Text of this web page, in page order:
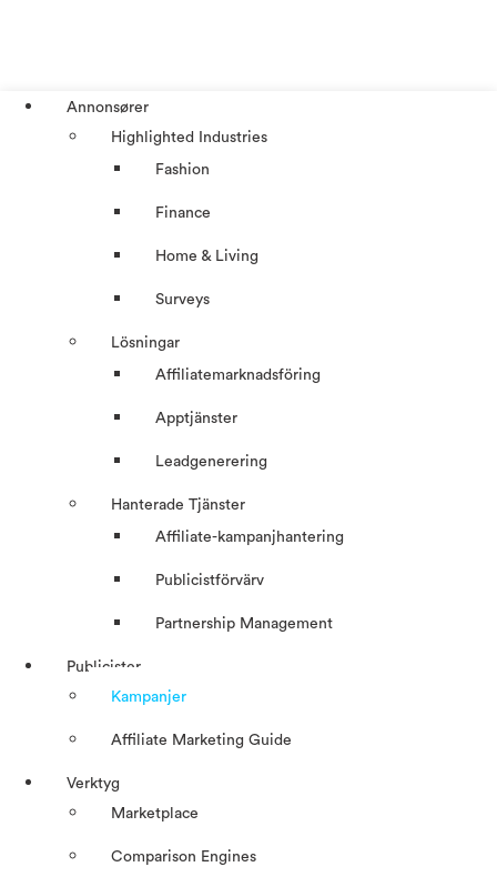
Annonsører
Highlighted Industries
Fashion
Finance
Home & Living
Surveys
Lösningar
Affiliatemarknadsföring
Apptjänster
Leadgenerering
Hanterade Tjänster
Affiliate-kampanjhantering
Publicistförvärv
Partnership Management
Publicister
Kampanjer
Affiliate Marketing Guide
Verktyg
Marketplace
Comparison Engines